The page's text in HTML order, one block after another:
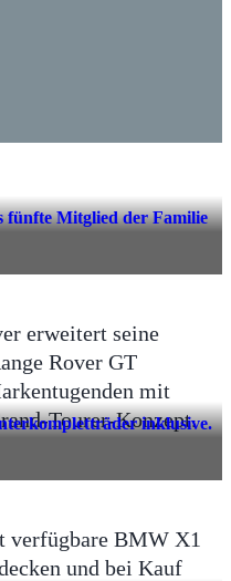
fünfte Mitglied der Familie
erweitert seine
Rover GT
mit
Tourer-Konzept.
inklusive.
verfügbare BMW X1
und bei Kauf